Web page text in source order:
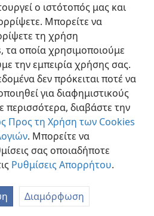
ο ιστότοπός μας και
Μπορείτε να
τη χρήση
τα οποία χρησιμοποιούμε
την εμπειρία χρήσης σας.
δεν πρόκειται ποτέ να
για διαφημιστικούς
περισσότερα, διαβάστε την
Προς τη Χρήση των Cookies
. Μπορείτε να
σας οποιαδήποτε
Ρυθμίσεις Απορρήτου.
Διαμόρφωση
Χρήση Προτιμήσεις
Bible and Tract Society of Pennsylvania
Απορρήτου
Ρυθμίσεις Απορρήτου
JW.ORG
Σύνδεση